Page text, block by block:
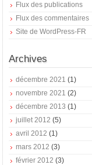
Flux des publications
Flux des commentaires
Site de WordPress-FR
Archives
décembre 2021 (1)
novembre 2021 (2)
décembre 2013 (1)
juillet 2012 (5)
avril 2012 (1)
mars 2012 (3)
février 2012 (3)